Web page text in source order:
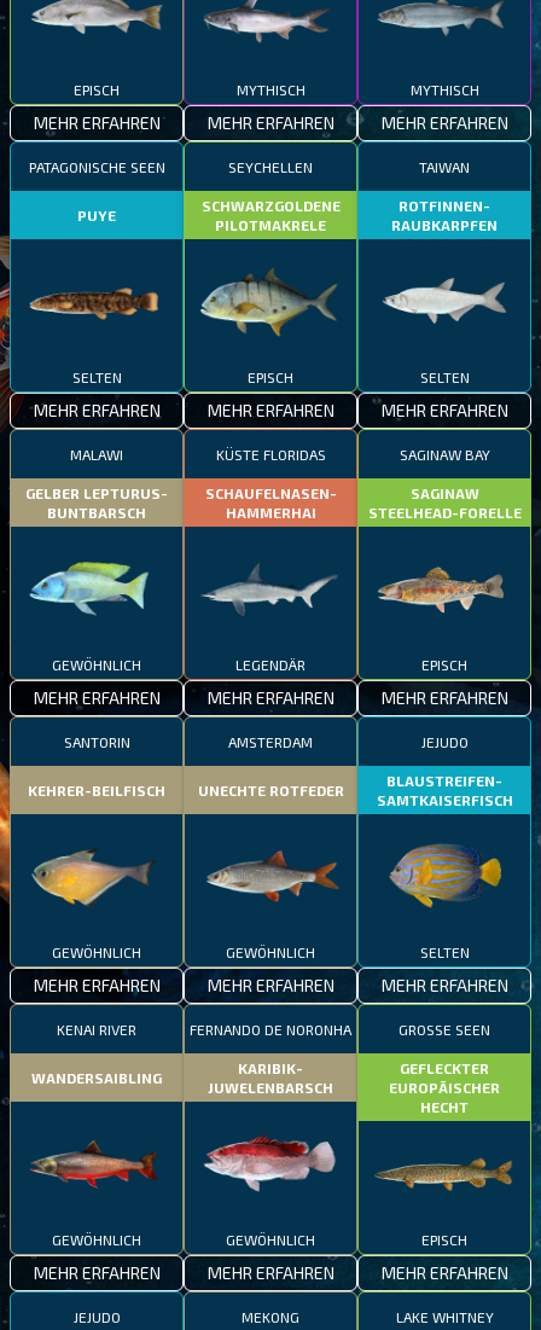
EPISCH
MEHR ERFAHREN
MYTHISCH
MEHR ERFAHREN
MYTHISCH
MEHR ERFAHREN
PATAGONISCHE SEEN
PUYE
SELTEN
MEHR ERFAHREN
SEYCHELLEN
SCHWARZGOLDENE
PILOTMAKRELE
EPISCH
MEHR ERFAHREN
TAIWAN
ROTFINNEN-
RAUBKARPFEN
SELTEN
MEHR ERFAHREN
MALAWI
GELBER LEPTURUS-
BUNTBARSCH
GEWÖHNLICH
MEHR ERFAHREN
KÜSTE FLORIDAS
SCHAUFELNASEN-
HAMMERHAI
LEGENDÄR
MEHR ERFAHREN
SAGINAW BAY
SAGINAW
STEELHEAD-FORELLE
EPISCH
MEHR ERFAHREN
SANTORIN
KEHRER-BEILFISCH
GEWÖHNLICH
MEHR ERFAHREN
AMSTERDAM
UNECHTE ROTFEDER
GEWÖHNLICH
MEHR ERFAHREN
JEJUDO
BLAUSTREIFEN-
SAMTKAISERFISCH
SELTEN
MEHR ERFAHREN
KENAI RIVER
WANDERSAIBLING
GEWÖHNLICH
MEHR ERFAHREN
FERNANDO DE NORONHA
KARIBIK-
JUWELENBARSCH
GEWÖHNLICH
MEHR ERFAHREN
GROSSE SEEN
GEFLECKTER
EUROPÄISCHER
HECHT
EPISCH
MEHR ERFAHREN
JEJUDO MEKONG LAKE WHITNEY